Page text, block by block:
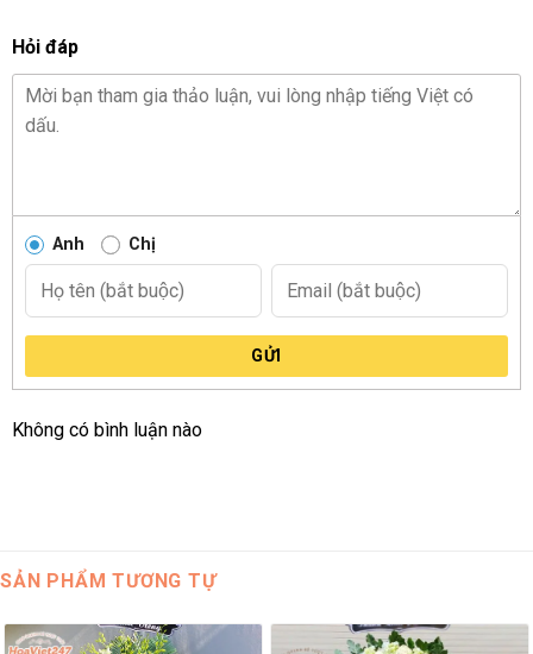
Hỏi đáp
Anh Chị
GỬI
Không có bình luận nào
SẢN PHẨM TƯƠNG TỰ